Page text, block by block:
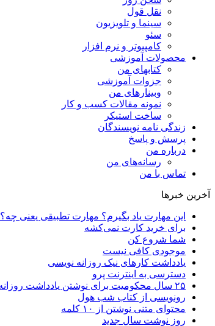
نقل قول
سینما و تلویزیون
سئو
کامپیوتر و نرم افزار
محصولات آموزشی
کتابهای من
جزوات آموزشی
وبینارهای من
نمونه مقالات کسب و کار
ساخت استیکر
زندگی نامه نویسندگان
پرسش و پاسخ
درباره من
رسانه‌ها‌ی من
تماس با من
آخرین خبرها
این مهارت یاد بگیرم؟ مهارت تطبیقی یعنی چه؟
برای خرید کارت نمی‌‌کشه
شما شروع کن
موجودی کافی نیست
یادداشت کارهای نیک روزانه نویسی
دسترسی به اینترنت پرو
۲۵ سال محکومیت برای نوشتن یادداشت روزانه
رونویسی از کتاب شب هول
محتوای متنی نوشتن از ۱۰ کلمه
روز نوشت سال جدید